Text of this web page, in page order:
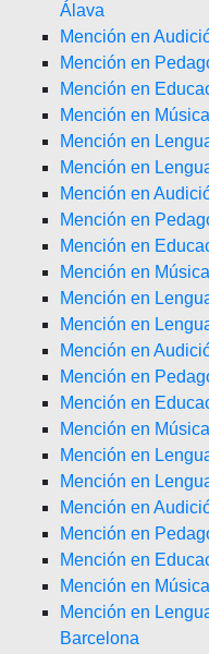
Álava
Mención en
Mención en
Mención en
Mención en
Mención en
Mención en
Mención en
Mención en
Mención en
Mención en
Mención en
Mención en
Mención en
Mención en
Mención en
Mención en
Mención en
Mención en
Mención en
Mención en
Mención en
Mención en
Mención en
Barcelona